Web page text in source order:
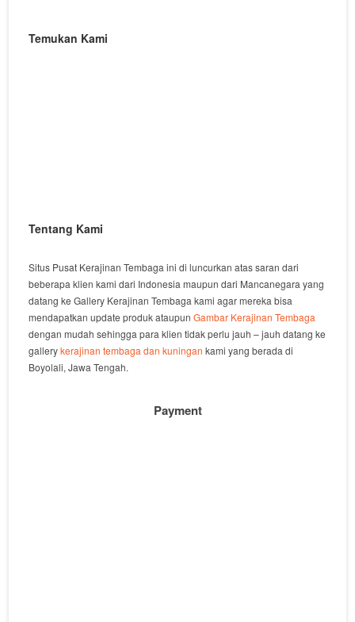
Temukan Kami
Tentang Kami
Situs Pusat Kerajinan Tembaga ini di luncurkan atas saran dari
beberapa klien kami dari Indonesia maupun dari Mancanegara yang
datang ke Gallery Kerajinan Tembaga kami agar mereka bisa
mendapatkan update produk ataupunGambar Kerajinan Tembaga
dengan mudah sehingga para klien tidak perlu jauh – jauh datang ke
gallerykerajinan tembaga dan kuningan kami yang berada di
Boyolali, Jawa Tengah.
Payment